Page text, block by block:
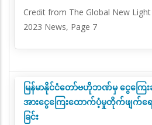
Credit from The Global New
2023 News, Page 7
မြန်မာနိုင်ငံတော်ဗဟိုဘဏ်မှ ငွေကြေး
အားငွေကြေးထောက်ပံ့မှုတိုက်ဖျက်ရေ
ခြင်း